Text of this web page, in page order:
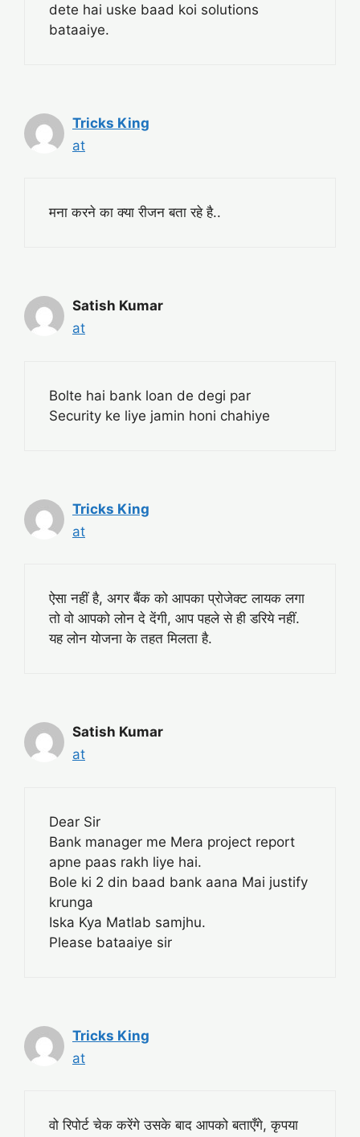
dete hai uske baad koi solutions
bataaiye.
Tricks King
at
मना करने का क्या रीजन बता रहे है..
Satish Kumar
at
Bolte hai bank loan de degi par
Security ke liye jamin honi chahiye
Tricks King
at
ऐसा नहीं है, अगर बैंक को आपका प्रोजेक्ट लायक लगा
तो वो आपको लोन दे देंगी, आप पहले से ही डरिये नहीं.
यह लोन योजना के तहत मिलता है.
Satish Kumar
at
Dear Sir
Bank manager me Mera project report
apne paas rakh liye hai.
Bole ki 2 din baad bank aana Mai justify
krunga
Iska Kya Matlab samjhu.
Please bataaiye sir
Tricks King
at
वो रिपोर्ट चेक करेंगे उसके बाद आपको बताएँगे, कृपया